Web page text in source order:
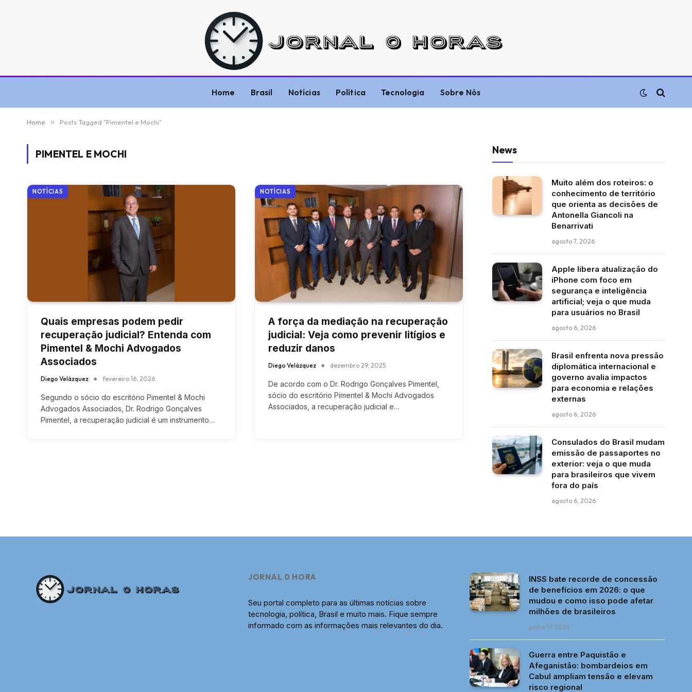
Home Brasil Notícias Política Tecnologia Sobre Nós
Home » Posts Tagged "Pimentel e Mochi"
PIMENTEL E MOCHI
NOTÍCIAS
Quais empresas podem pedir
recuperação judicial? Entenda com
Pimentel & Mochi Advogados
Associados
Diego Velázquez fevereiro 16, 2026
Segundo o sócio do escritório Pimentel & Mochi
Advogados Associados, Dr. Rodrigo Gonçalves
Pimentel, a recuperação judicial é um instrumento…
NOTÍCIAS
A força da mediação na recuperação
judicial: Veja como prevenir litígios e
reduzir danos
Diego Velázquez dezembro 29, 2025
De acordo com o Dr. Rodrigo Gonçalves Pimentel,
sócio do escritório Pimentel & Mochi Advogados
Associados, a recuperação judicial e…
News
Muito além dos roteiros: o
conhecimento de território
que orienta as decisões de
Antonella Giancoli na
Benarrivati
agosto 7, 2026
Apple libera atualização do
iPhone com foco em
segurança e inteligência
artificial; veja o que muda
para usuários no Brasil
agosto 6, 2026
Brasil enfrenta nova pressão
diplomática internacional e
governo avalia impactos
para economia e relações
externas
agosto 6, 2026
Consulados do Brasil mudam
emissão de passaportes no
exterior: veja o que muda
para brasileiros que vivem
fora do país
agosto 6, 2026
JORNAL 0 HORA
Seu portal completo para as últimas notícias sobre
tecnologia, política, Brasil e muito mais. Fique sempre
informado com as informações mais relevantes do dia.
INSS bate recorde de concessão
de benefícios em 2026: o que
mudou e como isso pode afetar
milhões de brasileiros
junho 19, 2026
Guerra entre Paquistão e
Afeganistão: bombardeios em
Cabul ampliam tensão e elevam
risco regional